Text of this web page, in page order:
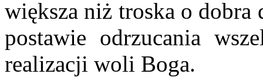
większa niż troska o dobra
postawie odrzucania
realizacji woli Boga.